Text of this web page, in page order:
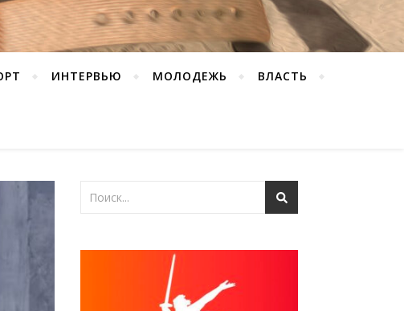
ИНТЕРВЬЮ МОЛОДЕЖЬ ВЛАСТЬ